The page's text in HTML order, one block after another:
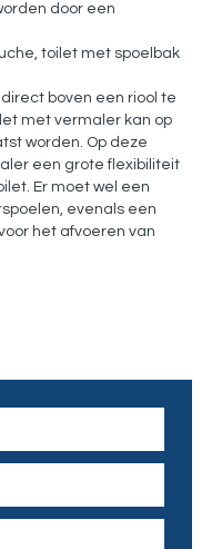
door een
toilet met spoelbak
boven een riool te
met vermaler kan op
worden. Op deze
een grote flexibiliteit
Er moet wel een
evenals een
het afvoeren van